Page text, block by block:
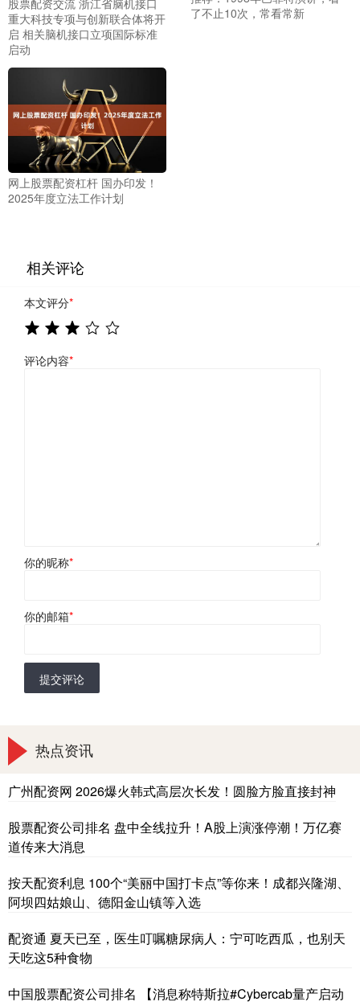
重大科技专项与创新联合体将开
启 相关脑机接口立项国际标准
启动
了不止10次，常看常新
网上股票配资杠杆 国办印发！
2025年度立法工作计划
相关评论
本文评分*
评论内容*
你的昵称*
你的邮箱*
提交评论
热点资讯
广州配资网 2026爆火韩式高层次长发！圆脸方脸直接封神
股票配资公司排名 盘中全线拉升！A股上演涨停潮！万亿赛
道传来大消息
按天配资利息 100个“美丽中国打卡点”等你来！成都兴隆湖、
阿坝四姑娘山、德阳金山镇等入选
配资通 夏天已至，医生叮嘱糖尿病人：宁可吃西瓜，也别天
天吃这5种食物
中国股票配资公司排名 【消息称特斯拉#Cybercab量产启动